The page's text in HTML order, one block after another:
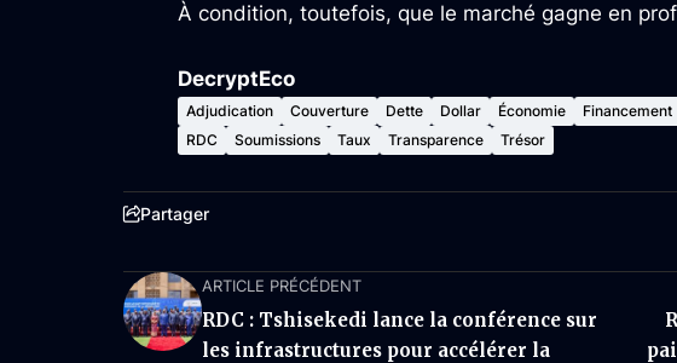
À condition, toutefois, que le marché gagne en
DecryptEco
Adjudication Couverture Dette Dollar Économie Financement
RDC
Soumissions Taux Transparence Trésor
Partager
ARTICLE PRÉCÉDENT
RDC : Tshisekedi lance la conférence sur
les infrastructures pour accélérer la